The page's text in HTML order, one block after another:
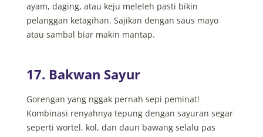
ayam, daging, atau keju meleleh pasti bikin
pelanggan ketagihan. Sajikan dengan saus mayo
atau sambal biar makin mantap.
17. Bakwan Sayur
Gorengan yang nggak pernah sepi peminat!
Kombinasi renyahnya tepung dengan sayuran segar
seperti wortel, kol, dan daun bawang selalu pas